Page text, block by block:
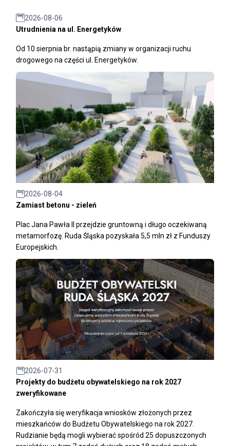
2026-08-06
Utrudnienia na ul. Energetyków
Od 10 sierpnia br. nastąpią zmiany w organizacji ruchu
drogowego na części ul. Energetyków.
2026-08-04
Zamiast betonu - zieleń
Plac Jana Pawła II przejdzie gruntowną i długo oczekiwaną
metamorfozę. Ruda Śląska pozyskała 5,5 mln zł z Funduszy
Europejskich.
2026-07-31
Projekty do budżetu obywatelskiego na rok 2027
zweryfikowane
Zakończyła się weryfikacja wniosków złożonych przez
mieszkańców do Budżetu Obywatelskiego na rok 2027.
Rudzianie będą mogli wybierać spośród 25 dopuszczonych